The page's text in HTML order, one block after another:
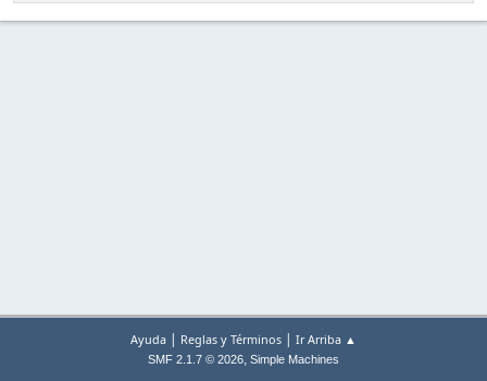
Ayuda | Reglas y Términos | Ir Arriba ▲
SMF 2.1.7 © 2026, Simple Machines